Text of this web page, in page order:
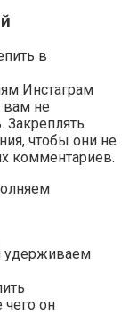
в
Инстаграм
вам не
Закреплять
чтобы они не
комментариев.
удерживаем
чего он